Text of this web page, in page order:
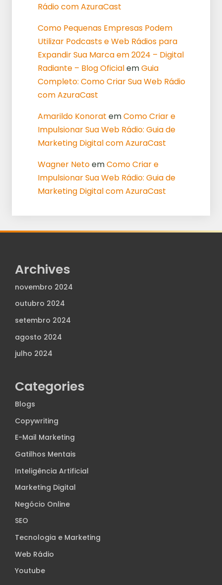
Rádio com AzuraCast
Como Pequenas Empresas Podem
Utilizar Podcasts e Web Rádios para
Expandir Sua Marca em 2024 – Digital
Radiante – Blog OficialemGuia
Completo: Como Criar Sua Web Rádio
com AzuraCast
Amarildo Konorat emComo Criar e
Impulsionar Sua Web Rádio: Guia de
Marketing Digital com AzuraCast
Wagner NetoemComo Criar e
Impulsionar Sua Web Rádio: Guia de
Marketing Digital com AzuraCast
Archives
novembro 2024
outubro 2024
setembro 2024
agosto 2024
julho 2024
Categories
Blogs
Copywriting
E-Mail Marketing
Gatilhos Mentais
Inteligência Artificial
Marketing Digital
Negócio Online
SEO
Tecnologia e Marketing
Web Rádio
Youtube